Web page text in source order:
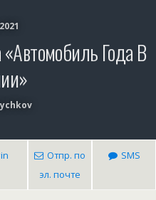
Года В
Отпр. по
эл. почте
SMS